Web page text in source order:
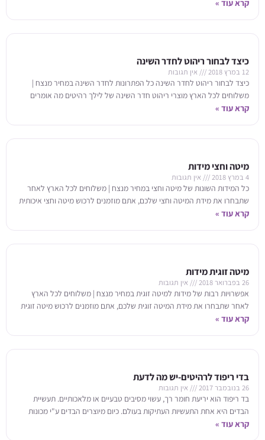
קרא עוד »
כיצד לבחור ריהוט לחדר השינה
12 במרץ 2018 אין תגובות
כיצד לבחור ריהוט לחדר השינה כל הפתרונות לחדר השינה במחיר מנצח |
משלוחים לכל הארץ מוצרי ריהוט חדר השינה של לילך רהיטים מה אומרים
עלינו:
קרא עוד »
מיטה וחצי מידות
4 במרץ 2018 אין תגובות
כל המידות השונות של מיטה וחצי במחיר מנצח | משלוחים לכל הארץ לאחר
שתבחרו את מידת המיטה וחצי שלכם, אתם מוזמנים לרכוש מיטה וחצי איכותית
קרא עוד »
מיטה זוגית מידות
26 בפברואר 2018 אין תגובות
אפשרויות רבות של מידות למיטה זוגית במחיר מנצח | משלוחים לכל הארץ
לאחר שתבחרו את מידת המיטה זוגית שלכם, אתם מוזמנים לרכוש מיטה זוגית
קרא עוד »
בדי ריפוד לרהיטים-יש מה לדעת
26 בנובמבר 2017 אין תגובות
בד ריפוד הוא יריעת חומר רך, עשוי מסיבים טבעיים או מלאכותיים. תעשיית
הבדים היא אחת התעשיות העתיקות בעולם. כיום מיוצרים הבדים ע"י מכונות
משוכללות ומהירות
קרא עוד »